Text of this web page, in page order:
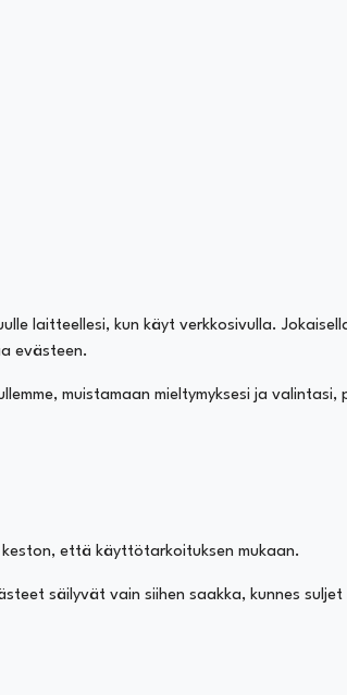
laitteellesi, kun käyt verkkosivulla.
evästeen.
muistamaan mieltymyksesi ja
että käyttötarkoituksen mukaan.
säilyvät vain siihen saakka, kunnes